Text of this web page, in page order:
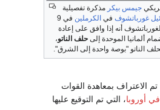
جيمس بيكر مذكرة تفصيلية
غورباتشوف في الكرملين
في 9
فيها لغورباتشوف أنه إذا وافق على إعادة
ألمانيا الموحدة إلى حلف الناتو،
الناتو "بوصة واحدة إلى الشرق".
الاعتراف بمعاهدة القوات
أوروبا، التي تم التوقيع عليها